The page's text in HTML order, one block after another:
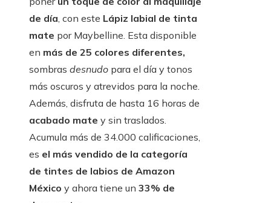
de día , con este Lápiz labial de tinta
mate por Maybelline. Esta disponible
en más de 25 colores diferentes,
sombras desnudo para el día y tonos
más oscuros y atrevidos para la noche.
Además, disfruta de hasta 16 horas de
acabado mate y sin traslados.
Acumula más de 34.000 calificaciones,
es el más vendido de la categoría
de tintes de labios de Amazon
México y ahora tiene un 33% de